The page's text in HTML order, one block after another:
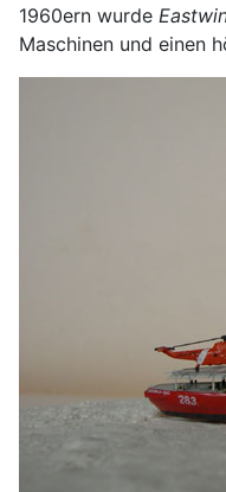
1960ern wurde
Maschinen und einen